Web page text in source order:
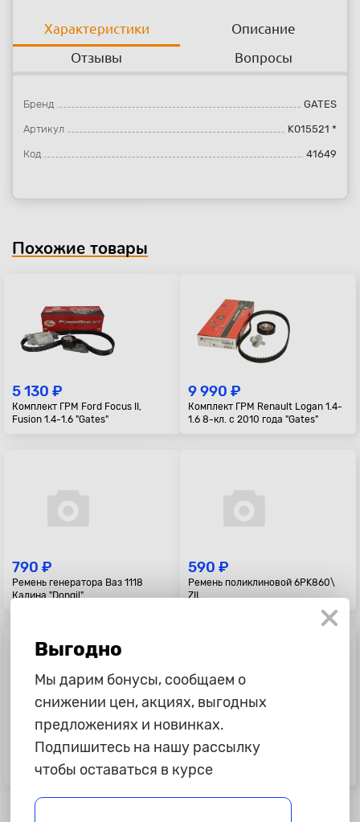
Характеристики
Описание
Отзывы
Вопросы
Бренд GATES
Артикул K015521 *
Код 41649
Похожие товары
5 130 ₽
Комплект ГРМ Ford Focus II,
Fusion 1.4-1.6 "Gates"
9 990 ₽
Комплект ГРМ Renault Logan 1.4-
1.6 8-кл. с 2010 года "Gates"
790 ₽
Ремень генератора Ваз 1118
Калина "Dongil"
590 ₽
Ремень поликлиновой 6PK860\
ZIL
255 ₽
без кондиционера "Meyle"
945 ₽
Ремень Metaco 6PK1615
Выгодно
Мы дарим бонусы, сообщаем о
снижении цен, акциях, выгодных
предложениях и новинках.
Подпишитесь на нашу рассылку
чтобы оставаться в курсе